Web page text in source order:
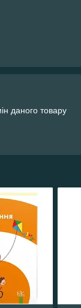
даного товару